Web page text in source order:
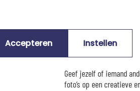
bestekdelen
Je uiteindelijke
ingelijste poster, canvas
naambordje en meer.
Een breed aanbod
Geef jezelf of iemand
foto’s op een creatieve
Accepteren Instellen